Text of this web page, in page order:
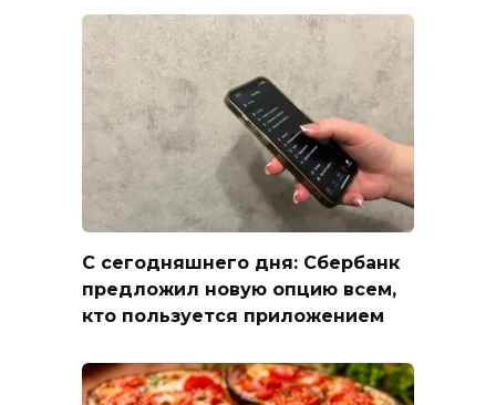
С сегодняшнего дня: Сбербанк
предложил новую опцию всем,
кто пользуется приложением